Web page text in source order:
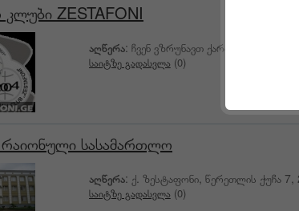
ZESTAFONI
აღწერა: ჩვენ ვზრუნავთ ქართულ
საიტზე გადასვლა (0)
სასამართლო
აღწერა: ქ. ზესტაფონი, წერეთლის ქუჩა
საიტზე გადასვლა (0)